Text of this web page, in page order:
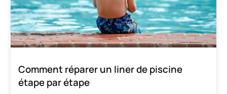
Comment réparer un liner de piscine
étape par étape